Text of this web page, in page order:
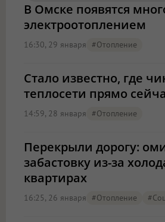
В Омске появятся
электроотоплением
16:30, 29 января #отопление
Стало известно, где
теплосети прямо
14:59, 28 января #отопление
Перекрыли дорогу:
забастовку из-за
квартирах
16:25, 26 января #отопление